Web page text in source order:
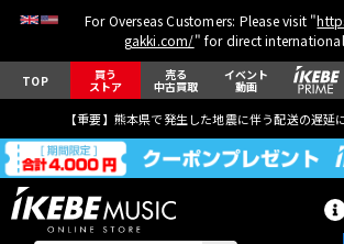
For Overseas Customers: Please visit "
gakki.com/" for direct
TOP 買う
ストア
売る
中古買取
イベント
動画
【重要】熊本県で発生した地震に伴う配送の遅延